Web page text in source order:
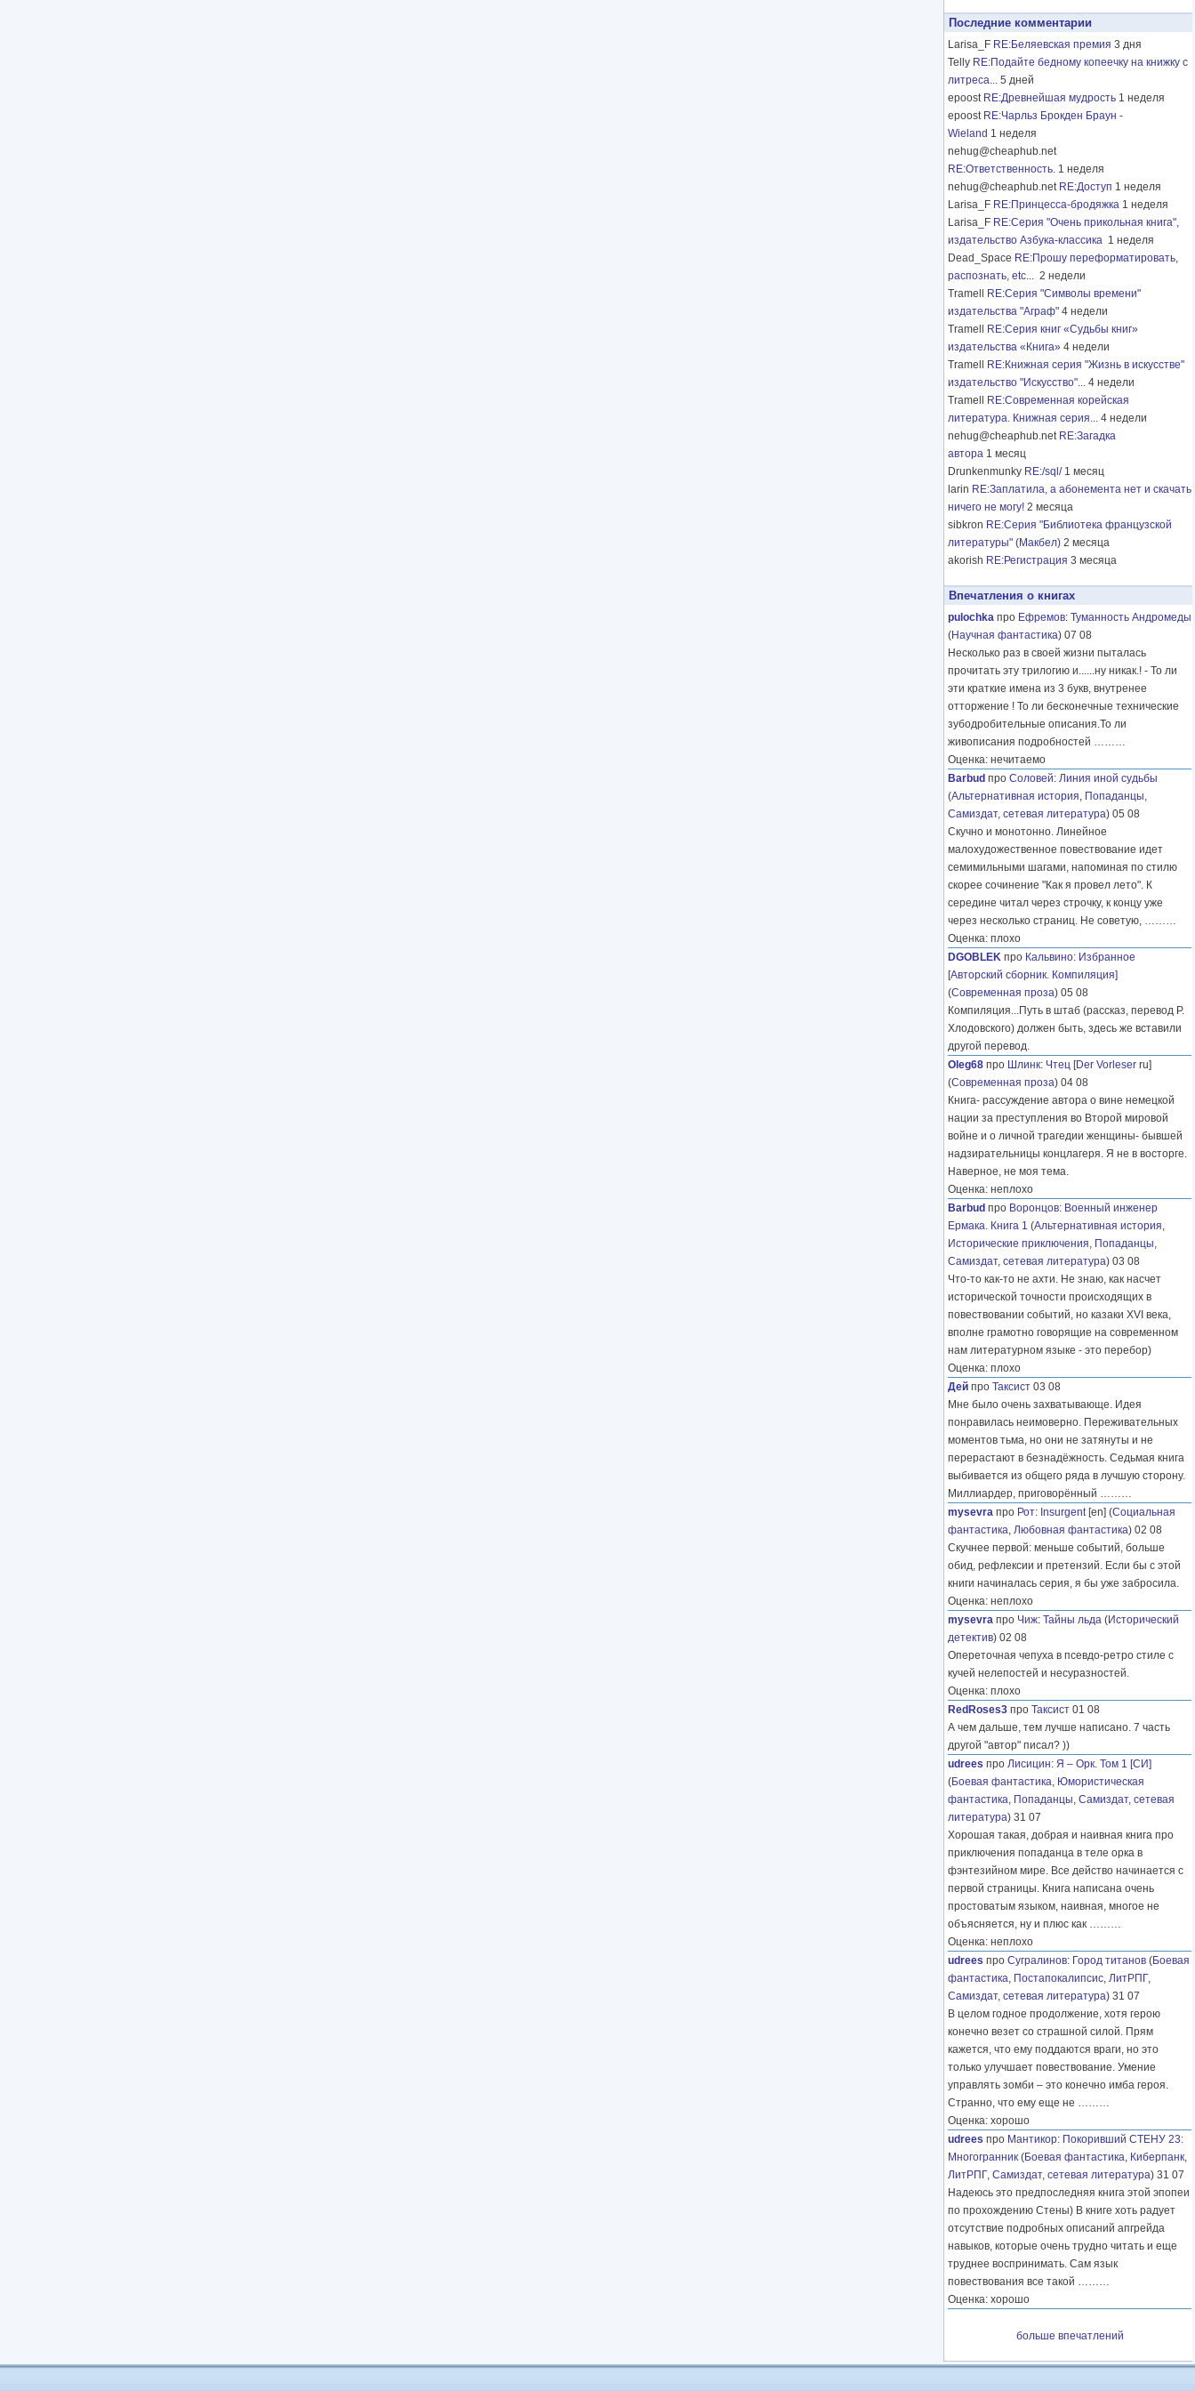
Последние комментарии
Larisa_F RE:Беляевская премия 3 дня
Telly RE:Подайте бедному копеечку на книжку с
литреса... 5 дней
epoost RE:Древнейшая мудрость 1 неделя
epoost RE:Чарльз Брокден Браун -
Wieland 1 неделя
nehug@cheaphub.net
RE:Ответственность. 1 неделя
nehug@cheaphub.net RE:Доступ 1 неделя
Larisa_F RE:Принцесса-бродяжка 1 неделя
Larisa_F RE:Серия "Очень прикольная книга",
издательство Азбука-классика 1 неделя
Dead_Space RE:Прошу переформатировать,
распознать, etc... 2 недели
Tramell
RE:Серия "Символы времени"
издательства "Аграф" 4 недели
Tramell
RE:Серия книг «Судьбы книг»
издательства «Книга» 4 недели
Tramell
RE:Книжная серия "Жизнь в искусстве"
издательство "Искусство"... 4 недели
Tramell
RE:Современная корейская
литература. Книжная серия... 4 недели
nehug@cheaphub.net RE:Загадка
автора 1 месяц
Drunkenmunky RE:/sql/ 1 месяц
larin RE:Заплатила, а абонемента нет и скачать
ничего не могу! 2 месяца
sibkron RE:Серия "Библиотека французской
литературы" (Макбел) 2 месяца
akorish RE:Регистрация 3 месяца
Впечатления о книгах
pulochka про Ефремов: Туманность Андромеды
(Научная фантастика) 07 08
Несколько раз в своей жизни пыталась
прочитать эту трилогию и......ну никак.! - То ли
эти краткие имена из 3 букв, внутренее
отторжение ! То ли бесконечные технические
зубодробительные описания.То ли
живописания подробностей ………
Оценка: нечитаемо
Barbud про Соловей: Линия иной судьбы
(Альтернативная история, Попаданцы,
Самиздат, сетевая литература) 05 08
Скучно и монотонно. Линейное
малохудожественное повествование идет
семимильными шагами, напоминая по стилю
скорее сочинение "Как я провел лето". К
середине читал через строчку, к концу уже
через несколько страниц. Не советую, ………
Оценка: плохо
DGOBLEK про Кальвино: Избранное
[Авторский сборник. Компиляция]
(Современная проза) 05 08
Компиляция...Путь в штаб (рассказ, перевод Р.
Хлодовского) должен быть, здесь же вставили
другой перевод.
Oleg68 про Шлинк: Чтец [Der Vorleser ru]
(Современная проза) 04 08
Книга- рассуждение автора о вине немецкой
нации за преступления во Второй мировой
войне и о личной трагедии женщины- бывшей
надзирательницы концлагеря. Я не в восторге.
Наверное, не моя тема.
Оценка: неплохо
Barbud про Воронцов: Военный инженер
Ермака. Книга 1 (Альтернативная история,
Исторические приключения, Попаданцы,
Самиздат, сетевая литература) 03 08
Что-то как-то не ахти. Не знаю, как насчет
исторической точности происходящих в
повествовании событий, но казаки XVI века,
вполне грамотно говорящие на современном
нам литературном языке - это перебор)
Оценка: плохо
Дей про Таксист 03 08
Мне было очень захватывающе. Идея
понравилась неимоверно. Переживательных
моментов тьма, но они не затянуты и не
перерастают в безнадёжность. Седьмая книга
выбивается из общего ряда в лучшую сторону.
Миллиардер, приговорённый ………
mysevra про Рот: Insurgent[en] (Социальная
фантастика, Любовная фантастика) 02 08
Скучнее первой: меньше событий, больше
обид, рефлексии и претензий. Если бы с этой
книги начиналась серия, я бы уже забросила.
Оценка: неплохо
mysevra про Чиж: Тайны льда (Исторический
детектив) 02 08
Опереточная чепуха в псевдо-ретро стиле с
кучей нелепостей и несуразностей.
Оценка: плохо
RedRoses3 про Таксист 01 08
А чем дальше, тем лучше написано. 7 часть
другой "автор" писал? ))
udrees про Лисицин: Я – Орк. Том 1 [СИ]
(Боевая фантастика, Юмористическая
фантастика, Попаданцы, Самиздат, сетевая
литература) 31 07
Хорошая такая, добрая и наивная книга про
приключения попаданца в теле орка в
фэнтезийном мире. Все действо начинается с
первой страницы. Книга написана очень
простоватым языком, наивная, многое не
объясняется, ну и плюс как ………
Оценка: неплохо
udrees про Сугралинов: Город титанов (Боевая
фантастика, Постапокалипсис, ЛитРПГ,
Самиздат, сетевая литература) 31 07
В целом годное продолжение, хотя герою
конечно везет со страшной силой. Прям
кажется, что ему поддаются враги, но это
только улучшает повествование. Умение
управлять зомби – это конечно имба героя.
Странно, что ему еще не ………
Оценка: хорошо
udrees про Мантикор: Покоривший СТЕНУ 23:
Многогранник (Боевая фантастика, Киберпанк,
ЛитРПГ, Самиздат, сетевая литература) 31 07
Надеюсь это предпоследняя книга этой эпопеи
по прохождению Стены) В книге хоть радует
отсутствие подробных описаний апгрейда
навыков, которые очень трудно читать и еще
труднее воспринимать. Сам язык
повествования все такой ………
Оценка: хорошо
больше впечатлений